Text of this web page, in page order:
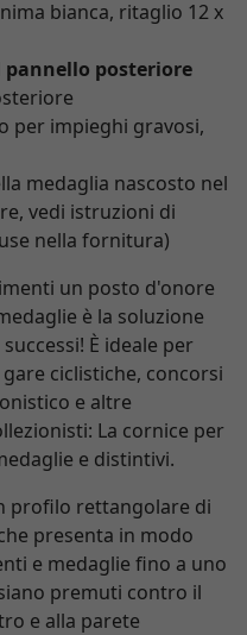
bianca, ritaglio 12 x
pannello posteriore
per impieghi gravosi,
medaglia nascosto nel
vedi istruzioni di
nella fornitura)
un posto d'onore
è la soluzione
È ideale per
ciclistiche, concorsi
e altre
La cornice per
e distintivi.
profilo rettangolare di
presenta in modo
e medaglie fino a uno
premuti contro il
e alla parete